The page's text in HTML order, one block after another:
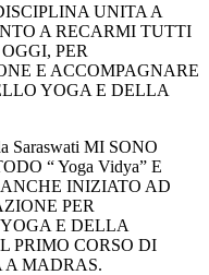
UNITA A
A RECARMI TUTTI
PER
E ACCOMPAGNARE
YOGA E DELLA
Saraswati MI SONO
“ Yoga Vidya” E
INIZIATO AD
PER
E DELLA
PRIMO CORSO DI
A MADRAS.